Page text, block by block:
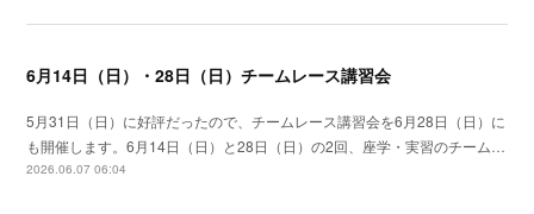
6月14日（日）・28日（日）チームレース講習会
5月31日（日）に好評だったので、チームレース講習会を6月28日（日）に
も開催します。6月14日（日）と28日（日）の2回、座学・実習のチーム…
2026.06.07 06:04